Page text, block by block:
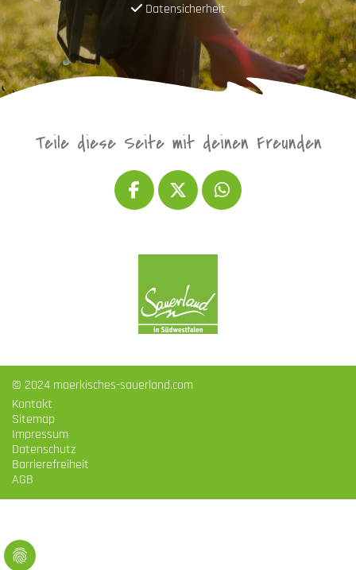
Datensicherheit
Teile diese Seite mit deinen Freunden
© 2024 maerkisches-sauerland.com
Kontakt
Sitemap
Impressum
Datenschutz
Barrierefreiheit
AGB